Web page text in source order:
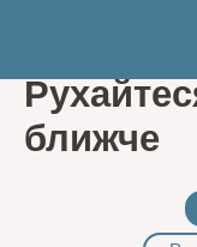
ближче